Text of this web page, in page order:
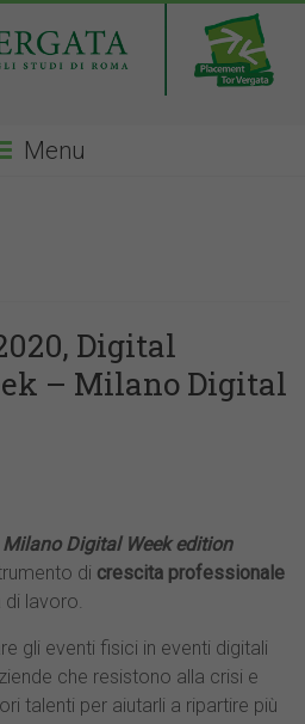
Menu
Digital
– Milano Digital
Milano Digital Week edition
di crescita professionale
di lavoro.
gli eventi fisici in eventi digitali
che resistono alla crisi e
talenti per aiutarli a ripartire più